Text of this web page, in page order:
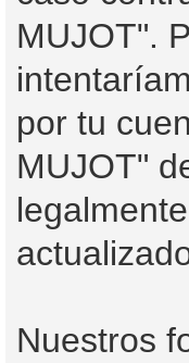
MUJOT".
por tu
MUJOT"
Nuestros